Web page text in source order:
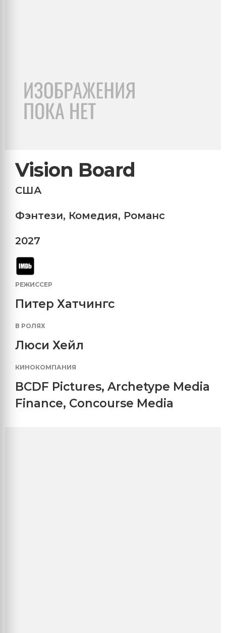
Vision Board
США
Фэнтези, Комедия, Романс
2027
РЕЖИССЕР
Питер Хатчингс
В РОЛЯХ
Люси Хейл
КИНОКОМПАНИЯ
BCDF Pictures, Archetype Media
Finance, Concourse Media